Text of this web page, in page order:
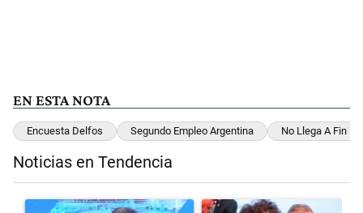
EN ESTA NOTA
Encuesta Delfos Segundo Empleo Argentina No Llega A Fin
Noticias en Tendencia
Un artículo de tendencia con el título "El Banco Central no pudo
Un artículo de tendencia con el